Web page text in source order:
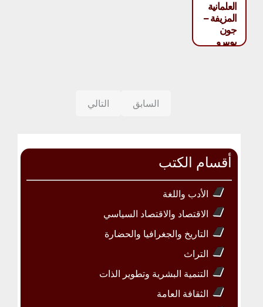
العلمانية
المزيفة –
جون
بوبيرو
السابق التالي
أقسام الكتب
الأدب واللغة
الاقتصاد والاقتصاد السياسي
التاريخ والجغرافيا والحضارة
التراث
التنمية البشرية وتطوير الذات
الثقافة العامة